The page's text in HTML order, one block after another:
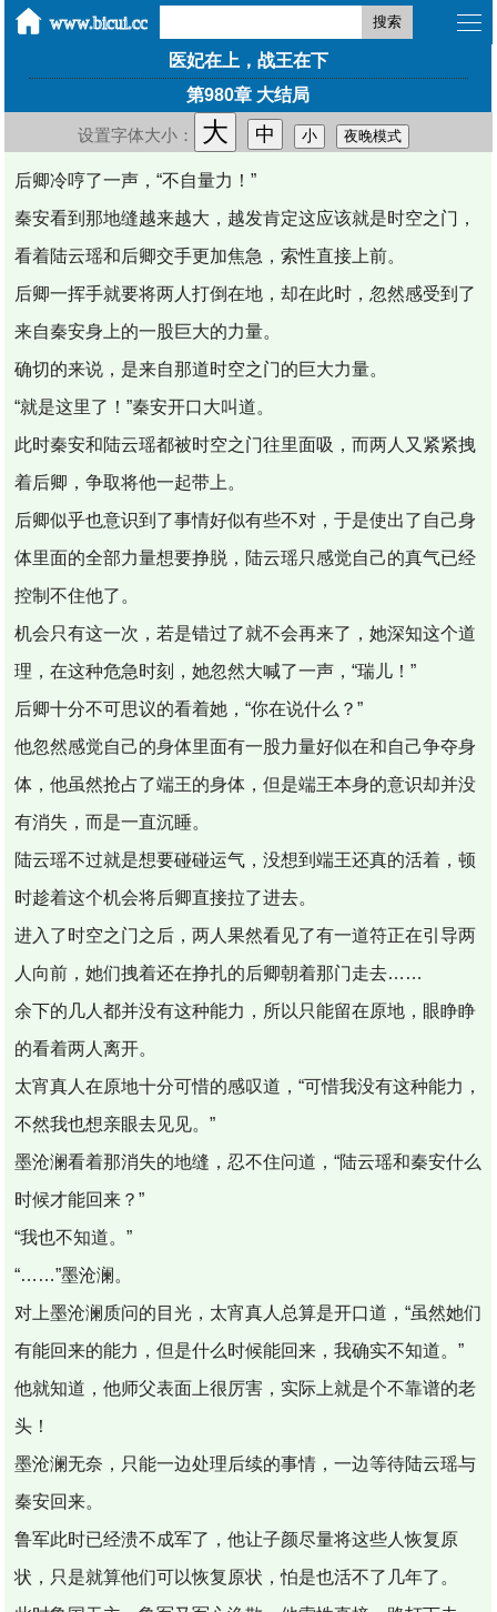
搜索
医妃在上，战王在下
第980章 大结局
设置字体大小： 大 中 小 夜晚模式
后卿冷哼了一声，“不自量力！”
秦安看到那地缝越来越大，越发肯定这应该就是时空之门，
看着陆云瑶和后卿交手更加焦急，索性直接上前。
后卿一挥手就要将两人打倒在地，却在此时，忽然感受到了
来自秦安身上的一股巨大的力量。
确切的来说，是来自那道时空之门的巨大力量。
“就是这里了！”秦安开口大叫道。
此时秦安和陆云瑶都被时空之门往里面吸，而两人又紧紧拽
着后卿，争取将他一起带上。
后卿似乎也意识到了事情好似有些不对，于是使出了自己身
体里面的全部力量想要挣脱，陆云瑶只感觉自己的真气已经
控制不住他了。
机会只有这一次，若是错过了就不会再来了，她深知这个道
理，在这种危急时刻，她忽然大喊了一声，“瑞儿！”
后卿十分不可思议的看着她，“你在说什么？”
他忽然感觉自己的身体里面有一股力量好似在和自己争夺身
体，他虽然抢占了端王的身体，但是端王本身的意识却并没
有消失，而是一直沉睡。
陆云瑶不过就是想要碰碰运气，没想到端王还真的活着，顿
时趁着这个机会将后卿直接拉了进去。
进入了时空之门之后，两人果然看见了有一道符正在引导两
人向前，她们拽着还在挣扎的后卿朝着那门走去……
余下的几人都并没有这种能力，所以只能留在原地，眼睁睁
的看着两人离开。
太宵真人在原地十分可惜的感叹道，“可惜我没有这种能力，
不然我也想亲眼去见见。”
墨沧澜看着那消失的地缝，忍不住问道，“陆云瑶和秦安什么
时候才能回来？”
“我也不知道。”
“……”墨沧澜。
对上墨沧澜质问的目光，太宵真人总算是开口道，“虽然她们
有能回来的能力，但是什么时候能回来，我确实不知道。”
他就知道，他师父表面上很厉害，实际上就是个不靠谱的老
头！
墨沧澜无奈，只能一边处理后续的事情，一边等待陆云瑶与
秦安回来。
鲁军此时已经溃不成军了，他让子颜尽量将这些人恢复原
状，只是就算他们可以恢复原状，怕是也活不了几年了。